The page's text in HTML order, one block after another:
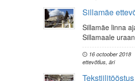
Sillamäe
Sillamäe linna
Sillamaale
16 octoober 2018
ettevõtlus, äri
Tekstiilitööstus